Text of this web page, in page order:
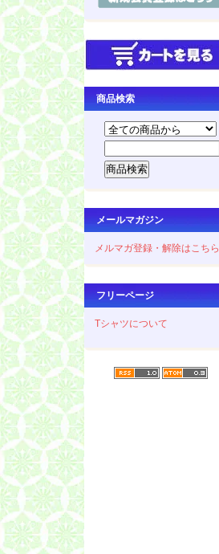
商品検索
メールマガジン
メルマガ登録・解除はこちら
フリーページ
Tシャツについて